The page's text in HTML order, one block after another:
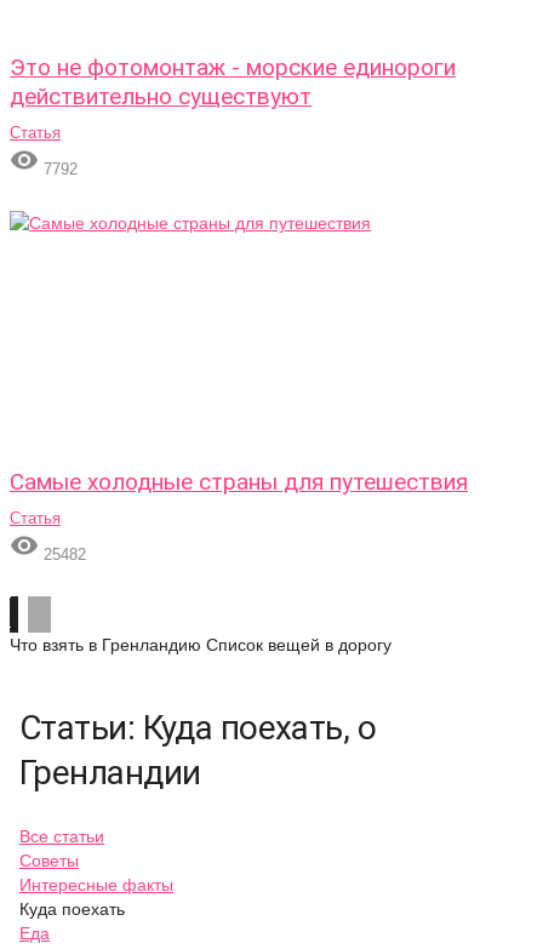
Это не фотомонтаж - морские единороги
действительно существуют
Статья
 7792
Самые холодные страны для путешествия
Статья
 25482
Что взять в Гренландию Список вещей в дорогу
Статьи: Куда поехать, о
Гренландии
Все статьи
Советы
Интересные факты
Куда поехать
Еда